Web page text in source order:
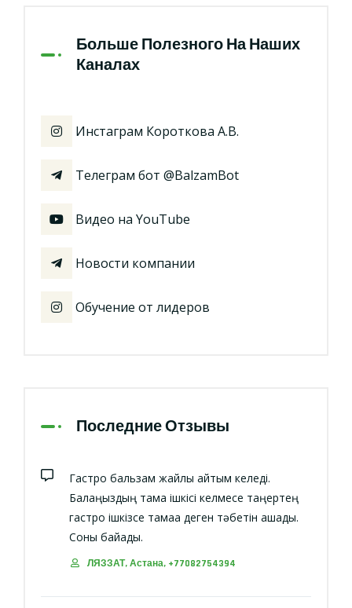
Больше Полезного На Наших
Каналах
Инстаграм Короткова А.В.
Телеграм бот @BalzamBot
Видео на YouTube
Новости компании
Обучение от лидеров
Последние Отзывы
Гастро бальзам жайлы айтқым келеді.
Балаңыздың тамақ ішкісі келмесе таңертең
гастро ішкізсе тамаққа деген тәбетін ашады.
Соны байқадық.
ЛЯЗЗАТ, Астана, +77082754394